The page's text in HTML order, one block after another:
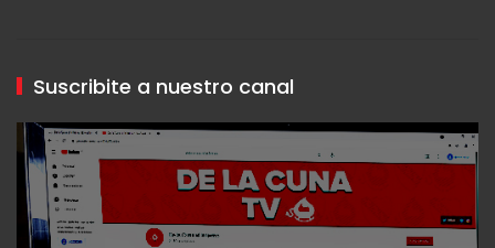
Suscribite a nuestro canal